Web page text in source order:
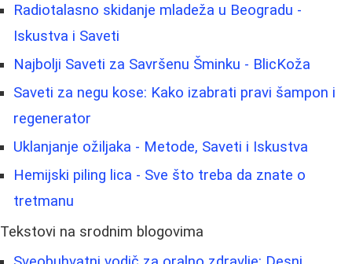
Radiotalasno skidanje mladeža u Beogradu -
Iskustva i Saveti
Najbolji Saveti za Savršenu Šminku - BlicKoža
Saveti za negu kose: Kako izabrati pravi šampon i
regenerator
Uklanjanje ožiljaka - Metode, Saveti i Iskustva
Hemijski piling lica - Sve što treba da znate o
tretmanu
Tekstovi na srodnim blogovima